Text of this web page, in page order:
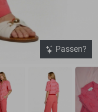
Passen?